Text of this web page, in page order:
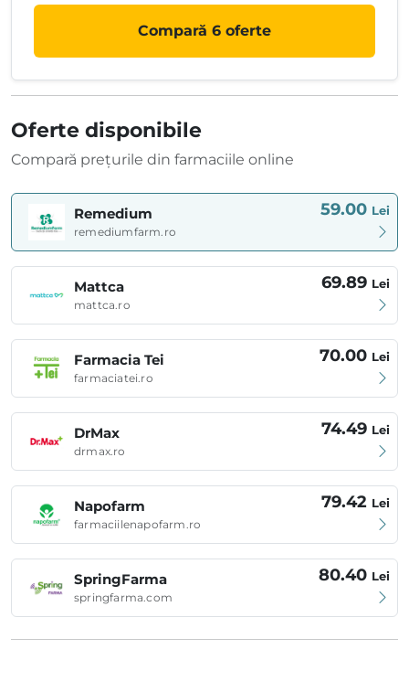
Compară 6 oferte
Oferte disponibile
Compară prețurile din farmaciile online
Remedium
remediumfarm.ro
59.00 Lei
Mattca
mattca.ro
69.89 Lei
Farmacia Tei
farmaciatei.ro
70.00 Lei
DrMax
drmax.ro
74.49 Lei
Napofarm
farmaciilenapofarm.ro
79.42 Lei
SpringFarma
springfarma.com
80.40 Lei